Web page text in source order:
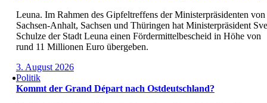
Leuna. Im Rahmen des Gipfeltreffens der Ministerpräsidenten von
Sachsen-Anhalt, Sachsen und Thüringen hat Ministerpräsident
Schulze der Stadt Leuna einen Fördermittelbescheid in Höhe von
rund 11 Millionen Euro übergeben.
3. August 2026
Politik
Kommt der Grand Départ nach Ostdeutschland?